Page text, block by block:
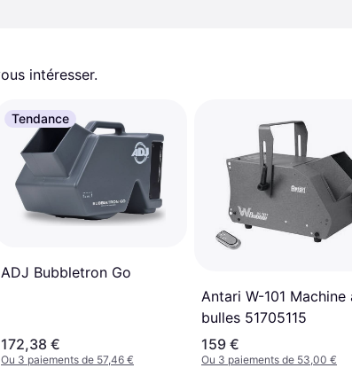
intéresser.
Tendance
ADJ Bubbletron Go
172,38 €
Ou 3 paiements de 57,46 €
Antari W-101 Machine
bulles 51705115
159 €
Ou 3 paiements de 53,00 €